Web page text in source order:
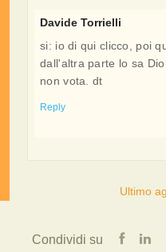
Davide Torrielli
si: io di qui clicco, poi
dall'altra parte lo sa
non vota. dt
Reply
Ultimo
Condividi su